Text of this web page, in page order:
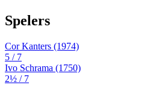
Spelers
Cor Kanters (1974)
5 / 7
Ivo Schrama (1750)
2½ / 7